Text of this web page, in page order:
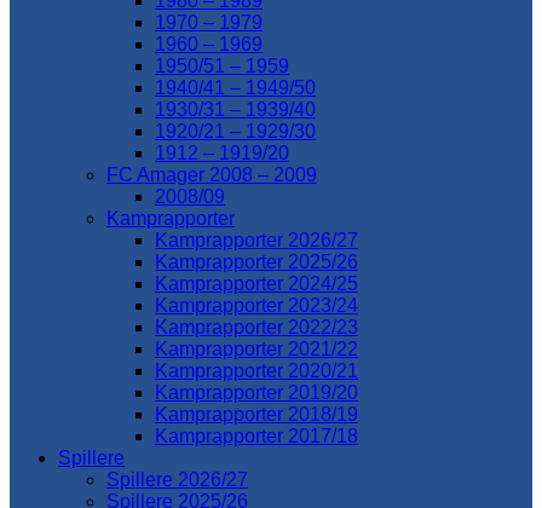
1970 – 1979
1960 – 1969
1950/51 – 1959
1940/41 – 1949/50
1930/31 – 1939/40
1920/21 – 1929/30
1912 – 1919/20
FC Amager 2008 – 2009
2008/09
Kamprapporter
Kamprapporter 2026/27
Kamprapporter 2025/26
Kamprapporter 2024/25
Kamprapporter 2023/24
Kamprapporter 2022/23
Kamprapporter 2021/22
Kamprapporter 2020/21
Kamprapporter 2019/20
Kamprapporter 2018/19
Kamprapporter 2017/18
Spillere
Spillere 2026/27
Spillere 2025/26